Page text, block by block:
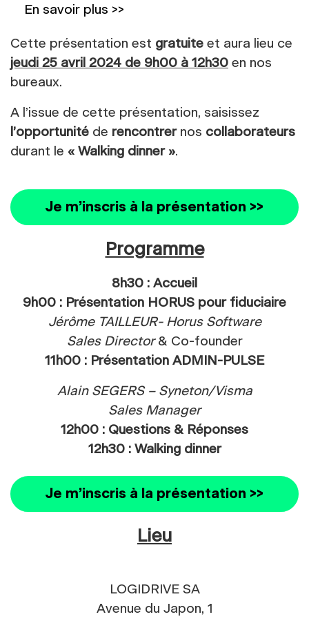
En savoir plus >>
Cette présentation est gratuite et aura lieu ce
jeudi 25 avril 2024 de 9h00 à 12h30 en nos
bureaux.
A l’issue de cette présentation, saisissez
l’opportunité de rencontrer nos collaborateurs
durant le « Walking dinner ».
Je m’inscris à la présentation >>
Programme
8h30 : Accueil
9h00 : Présentation HORUS pour fiduciaire
Jérôme TAILLEUR- Horus Software
Sales Director& Co-founder
11h00 : Présentation ADMIN-PULSE
Alain SEGERS – Syneton/Visma
Sales Manager
12h00 : Questions & Réponses
12h30 : Walking dinner
Je m’inscris à la présentation >>
Lieu
LOGIDRIVE SA
Avenue du Japon, 1